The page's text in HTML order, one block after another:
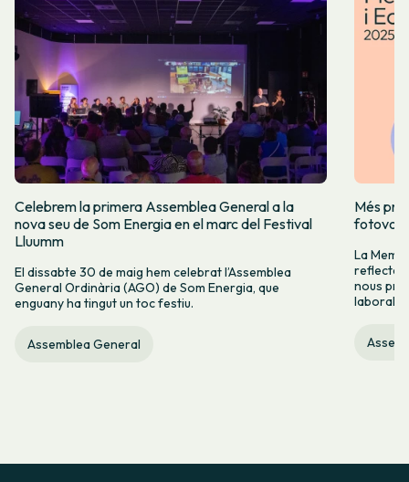
Celebrem la primera Assemblea General a la
nova seu de Som Energia en el marc del Festival
Lluumm
El dissabte 30 de maig hem celebrat l’Assemblea
General Ordinària (AGO) de Som Energia, que
enguany ha tingut un toc festiu.
Assemblea General
Més
La
reflecteix
nous
laboral.